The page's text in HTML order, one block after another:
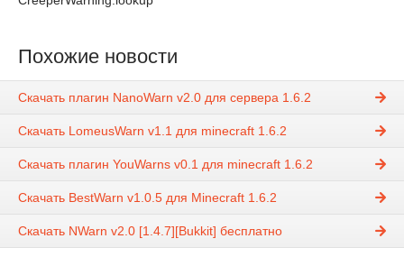
Похожие новости
Скачать плагин NanoWarn v2.0 для сервера 1.6.2
Скачать LomeusWarn v1.1 для minecraft 1.6.2
Скачать плагин YouWarns v0.1 для minecraft 1.6.2
Скачать BestWarn v1.0.5 для Minecraft 1.6.2
Скачать NWarn v2.0 [1.4.7][Bukkit] бесплатно